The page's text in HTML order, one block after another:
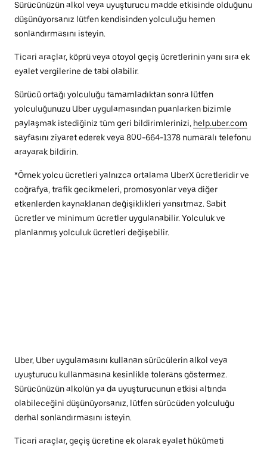
Sürücünüzün alkol veya uyuşturucu madde etkisinde olduğunu
düşünüyorsanız lütfen kendisinden yolculuğu hemen
sonlandırmasını isteyin.
Ticari araçlar, köprü veya otoyol geçiş ücretlerinin yanı sıra ek
eyalet vergilerine de tabi olabilir.
Sürücü ortağı yolculuğu tamamladıktan sonra lütfen
yolculuğunuzu Uber uygulamasından puanlarken bizimle
paylaşmak istediğiniz tüm geri bildirimlerinizi, help.uber.com
sayfasını ziyaret ederek veya 800-664-1378 numaralı telefonu
arayarak bildirin.
*Örnek yolcu ücretleri yalnızca ortalama UberX ücretleridir ve
coğrafya, trafik gecikmeleri, promosyonlar veya diğer
etkenlerden kaynaklanan değişiklikleri yansıtmaz. Sabit
ücretler ve minimum ücretler uygulanabilir. Yolculuk ve
planlanmış yolculuk ücretleri değişebilir.
Uber, Uber uygulamasını kullanan sürücülerin alkol veya
uyuşturucu kullanmasına kesinlikle tolerans göstermez.
Sürücünüzün alkolün ya da uyuşturucunun etkisi altında
olabileceğini düşünüyorsanız, lütfen sürücüden yolculuğu
derhal sonlandırmasını isteyin.
Ticari araçlar, geçiş ücretine ek olarak eyalet hükümeti